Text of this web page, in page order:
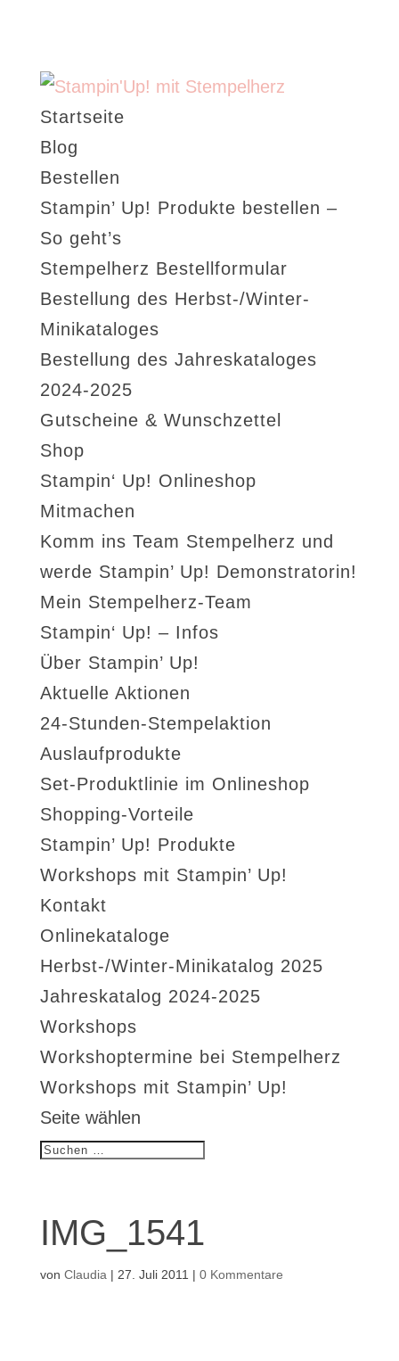
Startseite
Blog
Bestellen
Stampin’ Up! Produkte bestellen –
So geht’s
Stempelherz Bestellformular
Bestellung des Herbst-/Winter-
Minikataloges
Bestellung des Jahreskataloges
2024-2025
Gutscheine & Wunschzettel
Shop
Stampin‘ Up! Onlineshop
Mitmachen
Komm ins Team Stempelherz und
werde Stampin’ Up! Demonstratorin!
Mein Stempelherz-Team
Stampin‘ Up! – Infos
Über Stampin’ Up!
Aktuelle Aktionen
24-Stunden-Stempelaktion
Auslaufprodukte
Set-Produktlinie im Onlineshop
Shopping-Vorteile
Stampin’ Up! Produkte
Workshops mit Stampin’ Up!
Kontakt
Onlinekataloge
Herbst-/Winter-Minikatalog 2025
Jahreskatalog 2024-2025
Workshops
Workshoptermine bei Stempelherz
Workshops mit Stampin’ Up!
Seite wählen
IMG_1541
von Claudia | 27. Juli 2011 | 0 Kommentare